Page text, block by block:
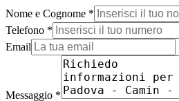
Nome e Cognome *
Telefono *
Email
Messaggio *